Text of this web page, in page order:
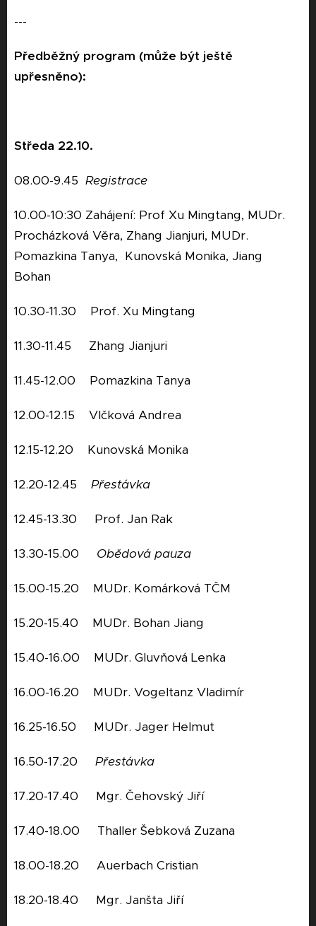
---
Předběžný program (může být ještě
upřesněno):
Středa 22.10.
08.00-9.45 Registrace
10.00-10:30 Zahájení: Prof Xu Mingtang, MUDr.
Procházková Věra, Zhang Jianjuri, MUDr.
Pomazkina Tanya, Kunovská Monika, Jiang
Bohan
10.30-11.30 Prof. Xu Mingtang
11.30-11.45 Zhang Jianjuri
11.45-12.00 Pomazkina Tanya
12.00-12.15 Vlčková Andrea
12.15-12.20 Kunovská Monika
12.20-12.45 Přestávka
12.45-13.30 Prof. Jan Rak
13.30-15.00 Obědová pauza
15.00-15.20 MUDr. Komárková TČM
15.20-15.40 MUDr. Bohan Jiang
15.40-16.00 MUDr. Gluvňová Lenka
16.00-16.20 MUDr. Vogeltanz Vladimír
16.25-16.50 MUDr. Jager Helmut
16.50-17.20 Přestávka
17.20-17.40 Mgr. Čehovský Jiří
17.40-18.00 Thaller Šebková Zuzana
18.00-18.20 Auerbach Cristian
18.20-18.40 Mgr. Janšta Jiří